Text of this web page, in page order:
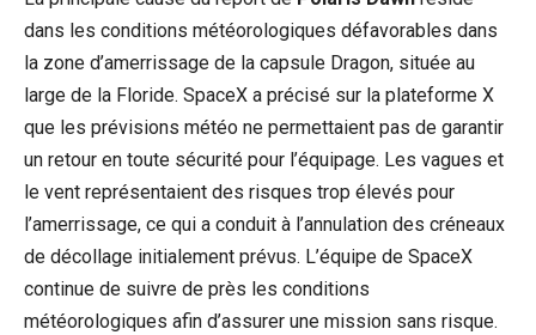
dans les conditions météorologiques défavorables dans
la zone d’amerrissage de la capsule Dragon, située au
large de la Floride. SpaceX a précisé sur la plateforme X
que les prévisions météo ne permettaient pas de garantir
un retour en toute sécurité pour l’équipage. Les vagues et
le vent représentaient des risques trop élevés pour
l’amerrissage, ce qui a conduit à l’annulation des créneaux
de décollage initialement prévus. L’équipe de SpaceX
continue de suivre de près les conditions
météorologiques afin d’assurer une mission sans risque.